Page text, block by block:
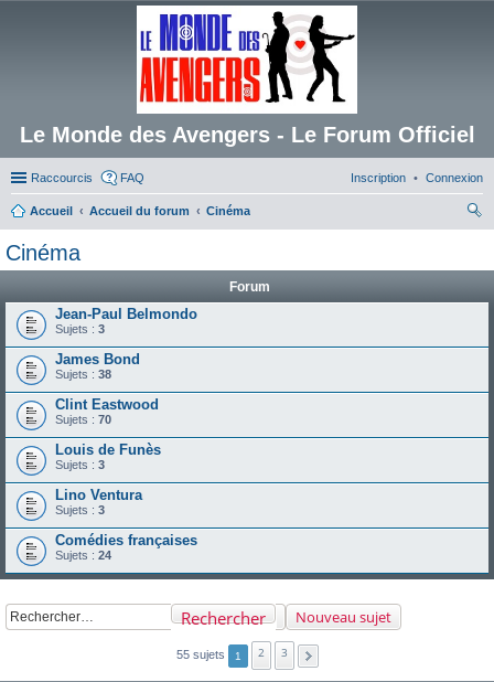
Le Monde des Avengers - Le Forum Officiel
Raccourcis FAQ Connexion
Inscription
Accueil Accueil du forum
Cinéma
Cinéma
Forum
Jean-Paul Belmondo
Sujets : 3
James Bond
Sujets : 38
Clint Eastwood
Sujets : 70
Louis de Funès
Sujets : 3
Lino Ventura
Sujets : 3
Comédies françaises
Sujets : 24
Nouveau sujet
Rechercher
55 sujets 1 2 3